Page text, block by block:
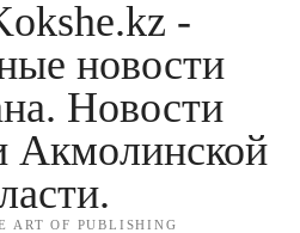
-
новости
Новости
Акмолинской
ART OF PUBLISHING